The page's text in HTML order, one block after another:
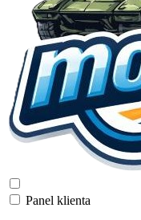
Panel klienta